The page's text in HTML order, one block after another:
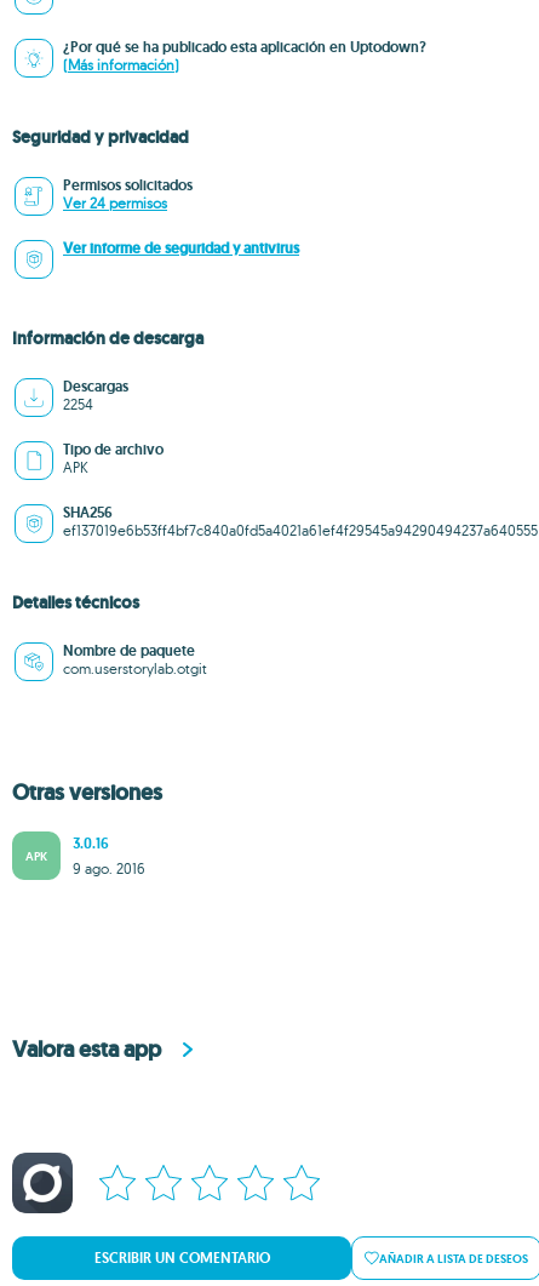
¿Por qué se ha publicado esta aplicación en Uptodown?
(Más información)
Seguridad y privacidad
Permisos solicitados
Ver 24 permisos
Ver informe de seguridad y antivirus
Información de descarga
Descargas
2254
Tipo de archivo
APK
SHA256
ef137019e6b53ff4bf7c840a0fd5a4021a61ef4f29545a94290494237a640555
Detalles técnicos
Nombre de paquete
com.userstorylab.otgit
Otras versiones
APK
3.0.16
9 ago. 2016
Valora esta app
ESCRIBIR UN COMENTARIO AÑADIR A LISTA DE DESEOS